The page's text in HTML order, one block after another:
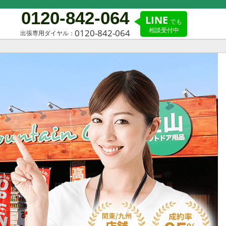
LINE でも
相談受付中
0120-842-064
出張専用ダイヤル： 0120-842-064